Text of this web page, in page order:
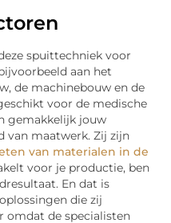
spuittechniek voor
aan het
de machinebouw en de
voor de medische
gemakkelijk jouw
van maatwerk. Zij zijn
van materialen in de
voor je productie, ben
En dat is
die zij
omdat de specialisten